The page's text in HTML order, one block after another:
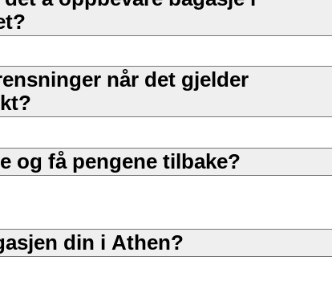
når det gjelder
og få pengene tilbake?
din i Athen?